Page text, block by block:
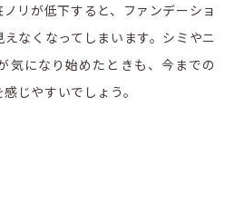
リが低下すると、ファンデーショ
なくなってしまいます。シミやニ
気になり始めたときも、今までの
じやすいでしょう。